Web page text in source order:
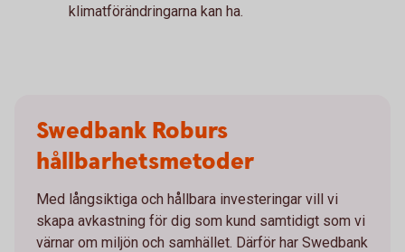
klimatförändringarna kan ha.
Swedbank Roburs
hållbarhetsmetoder
Med långsiktiga och hållbara investeringar vill vi
skapa avkastning för dig som kund samtidigt som vi
värnar om miljön och samhället. Därför har Swedbank